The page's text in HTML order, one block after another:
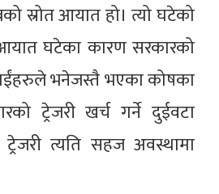
स्रोत आयात हो। त्यो घटेको
घटेका कारण सरकारको
भनेजस्तै भएका कोषका
ट्रेजरी खर्च गर्ने दुईवटा
ट्रेजरी त्यति सहज अवस्थामा